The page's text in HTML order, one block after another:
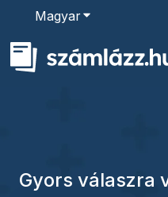
MagyarAlmenü
Gyors válaszra